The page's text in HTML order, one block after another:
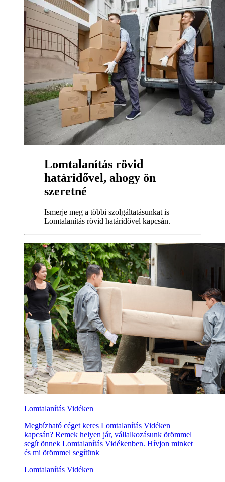
Lomtalanítás rövid
határidővel, ahogy ön
szeretné
Ismerje meg a többi szolgáltatásunkat is
Lomtalanítás rövid határidővel kapcsán.
Lomtalanítás Vidéken
Megbízható céget keres Lomtalanítás Vidéken
kapcsán? Remek helyen jár, vállalkozásunk örömmel
segít önnek Lomtalanítás Vidékenben. Hívjon minket
és mi örömmel segítünk
Lomtalanítás Vidéken